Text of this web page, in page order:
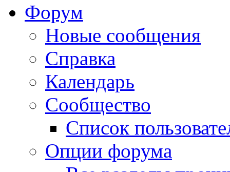
Форум
Новые сообщения
Справка
Календарь
Сообщество
Список
Опции форума